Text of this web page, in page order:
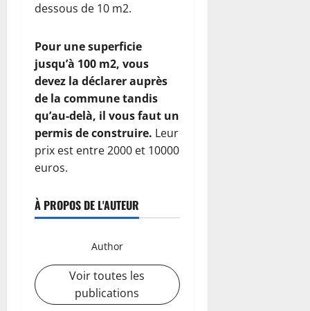
dessous de 10 m2.
Pour une superficie
jusqu’à 100 m2, vous
devez la déclarer auprès
de la commune tandis
qu’au-delà, il vous faut un
permis de construire. Leur
prix est entre 2000 et 10000
euros.
À PROPOS DE L'AUTEUR
Author
Voir toutes les
publications